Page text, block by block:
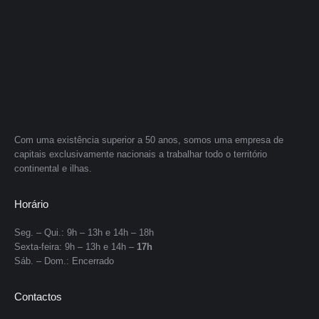
Com uma existência superior a 50 anos, somos uma empresa de
capitais exclusivamente nacionais a trabalhar todo o território
continental e ilhas.
Horário
Seg. – Qui.: 9h – 13h e 14h – 18h
Sexta-feira: 9h – 13h e 14h – 17h
Sáb. – Dom.: Encerrado
Contactos